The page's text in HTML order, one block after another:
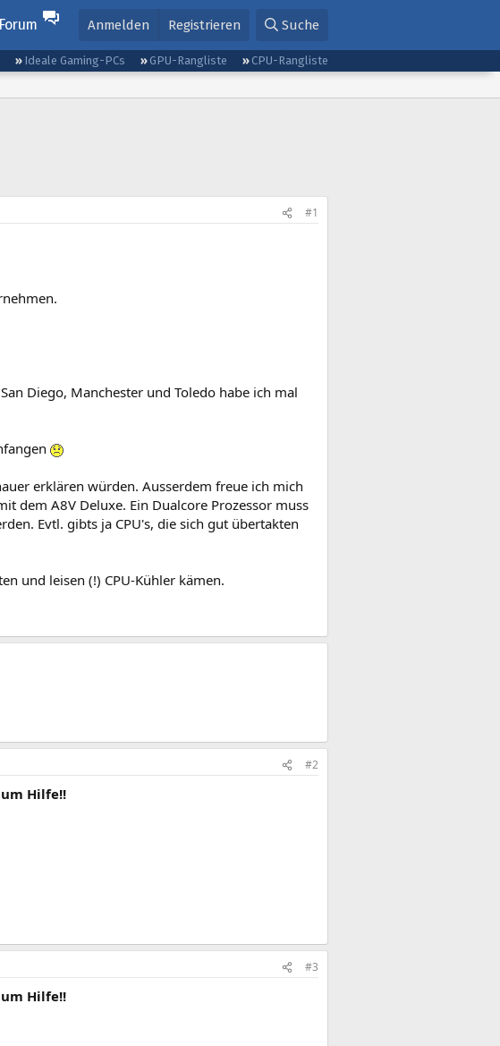
Forum Anmelden Registrieren Suche
Ideale Gaming-PCs GPU-Rangliste
CPU-Rangliste
#1
Diego, Manchester und Toledo habe ich mal
erklären würden. Ausserdem freue ich mich
dem A8V Deluxe. Ein Dualcore Prozessor muss
Evtl. gibts ja CPU's, die sich gut übertakten
und leisen (!) CPU-Kühler kämen.
#2
um Hilfe!!
#3
um Hilfe!!